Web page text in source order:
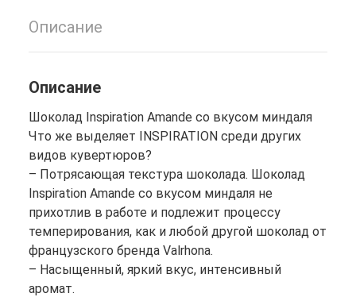
Описание
Описание
Шоколад Inspiration Amande со вкусом миндаля
Что же выделяет INSPIRATION среди других
видов кувертюров?
– Потрясающая текстура шоколада. Шоколад
Inspiration Amande со вкусом миндаля не
прихотлив в работе и подлежит процессу
темперирования, как и любой другой шоколад от
французского бренда Valrhona.
– Насыщенный, яркий вкус, интенсивный
аромат.